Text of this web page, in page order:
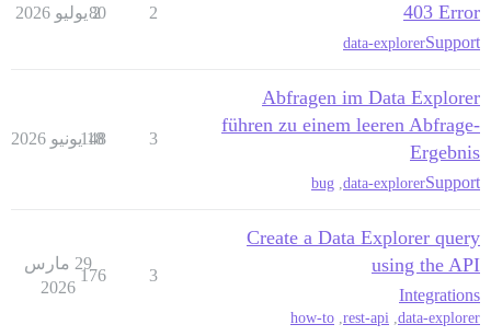
403 Error
Support
data-explorer
2
80
2 يوليو 2026
Abfragen im Data Explorer
führen zu einem leeren Abfrage-
Ergebnis
Support
data-explorer
bug
3
148
18 يونيو 2026
Create a Data Explorer query
using the API
Integrations
data-explorer
,
rest-api
,
how-to
3
176
29 مارس
2026